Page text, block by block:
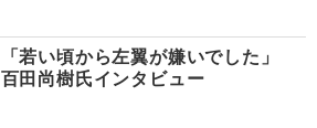
「若い頃から左翼が嫌いでした」
百田尚樹氏インタビュー